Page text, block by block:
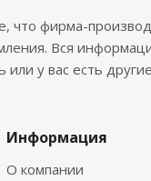
фирма-
Вся
или у вас есть
Информация
О компании